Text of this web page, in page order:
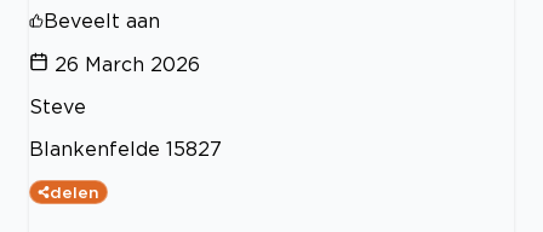
Beveelt aan
26 March 2026
Steve
Blankenfelde 15827
delen